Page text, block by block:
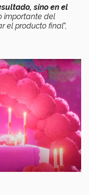
sino en el
importante del
el producto final”,